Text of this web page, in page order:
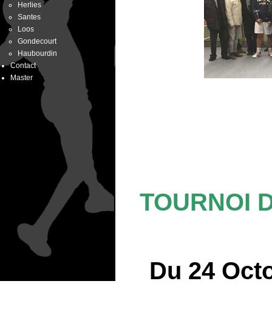
Herlies
Santes
Loos
Gondecourt
Haubourdin
Contact
Master
TOURNOI
Du 24